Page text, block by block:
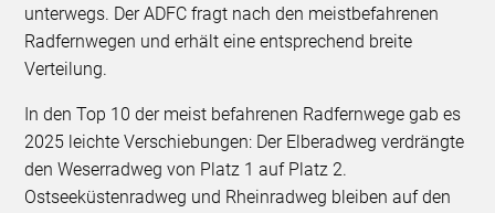
unterwegs. Der ADFC fragt nach den meistbefahrenen
Radfernwegen und erhält eine entsprechend breite
Verteilung.
In den Top 10 der meist befahrenen Radfernwege gab es
2025 leichte Verschiebungen: Der Elberadweg verdrängte
den Weserradweg von Platz 1 auf Platz 2.
Ostseeküstenradweg und Rheinradweg bleiben auf den